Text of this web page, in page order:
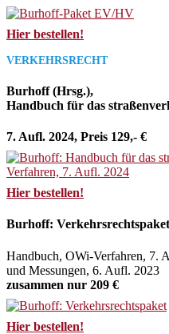
Hier bestellen!
VERKEHRSRECHT
Burhoff (Hrsg.),
Handbuch für das
7. Aufl. 2024, Preis 129,- €
Hier bestellen!
Burhoff: Verkehrsrechtspaket
Handbuch, OWi-Verfahren, 7.
und Messungen, 6. Aufl. 2023
zusammen nur 209 €
Hier bestellen!